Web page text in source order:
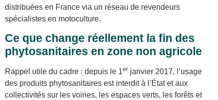
distribuées en France via un réseau de revendeurs
spécialistes en motoculture.
Ce que change réellement la fin des
phytosanitaires en zone non agricole
Rappel utile du cadre : depuis le 1er janvier 2017, l’usage
des produits phytosanitaires est interdit à l’État et aux
collectivités sur les voiries, les espaces verts, les forêts et